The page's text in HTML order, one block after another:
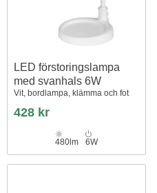
LED förstoringslampa
med svanhals 6W
Vit, bordlampa, klämma och fot
428 kr
480lm 6W